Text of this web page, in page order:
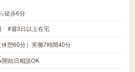
徒歩6分
#週3日以上在宅
憩60分）実働7時間40分
始日相談OK